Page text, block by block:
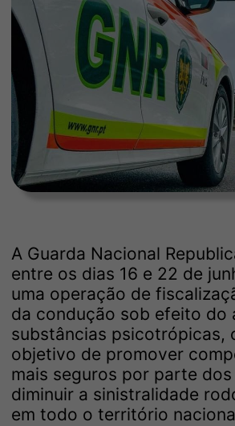
A Guarda Nacional
entre os dias 16 e 22 de
uma operação de
da condução sob efeito do
substâncias psicotrópicas,
objetivo de promover
mais seguros por parte
diminuir a sinistralidade
em todo o território